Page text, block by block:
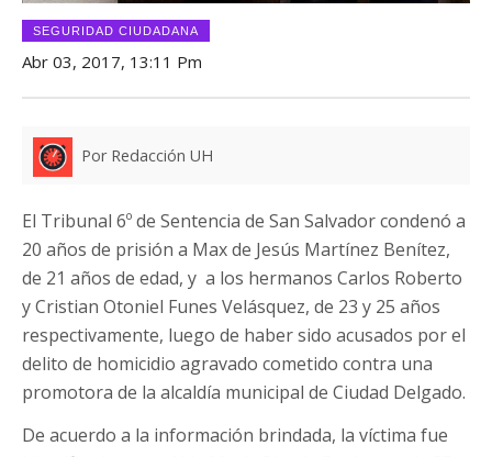
SEGURIDAD CIUDADANA
Abr 03, 2017, 13:11 Pm
Por Redacción UH
El Tribunal 6º de Sentencia de San Salvador condenó a
20 años de prisión a Max de Jesús Martínez Benítez,
de 21 años de edad, y a los hermanos Carlos Roberto
y Cristian Otoniel Funes Velásquez, de 23 y 25 años
respectivamente, luego de haber sido acusados por el
delito de homicidio agravado cometido contra una
promotora de la alcaldía municipal de Ciudad Delgado.
De acuerdo a la información brindada, la víctima fue